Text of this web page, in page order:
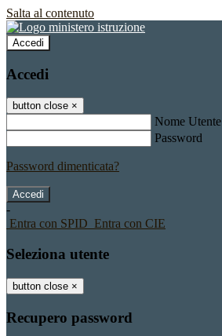
Salta al contenuto
Accedi
Accedi
button close ×
Nome Utente
Password
Password dimenticata?
-
Entra con SPID Entra con CIE
Seleziona utente
button close ×
Recupero password